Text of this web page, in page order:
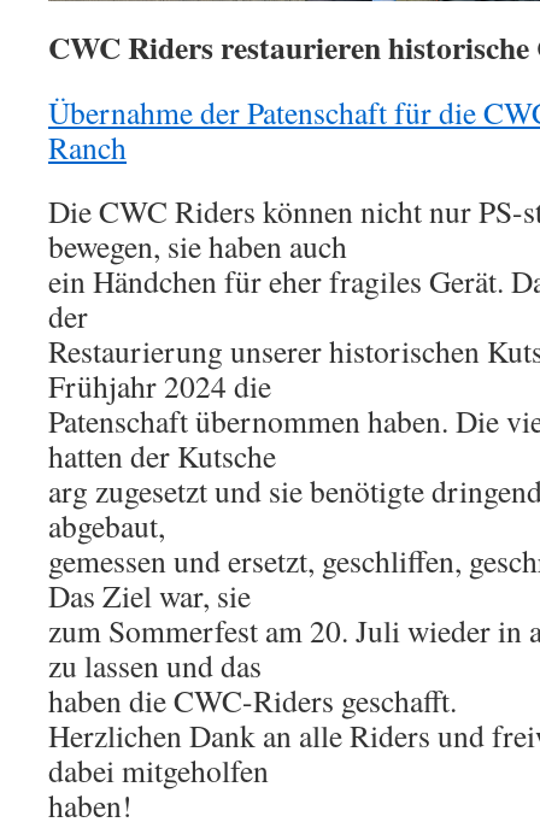
CWC Riders restaurieren
Übernahme der Patenschaft für die
Ranch
Die CWC Riders können nicht nur PS-
bewegen, sie haben auch
ein Händchen für eher fragiles Gerät.
der
Restaurierung unserer historischen
Frühjahr 2024 die
Patenschaft übernommen haben. Die
hatten der Kutsche
arg zugesetzt und sie benötigte
abgebaut,
gemessen und ersetzt, geschliffen,
Das Ziel war, sie
zum Sommerfest am 20. Juli wieder in
zu lassen und das
haben die CWC-Riders geschafft.
Herzlichen Dank an alle Riders und
dabei mitgeholfen
haben!